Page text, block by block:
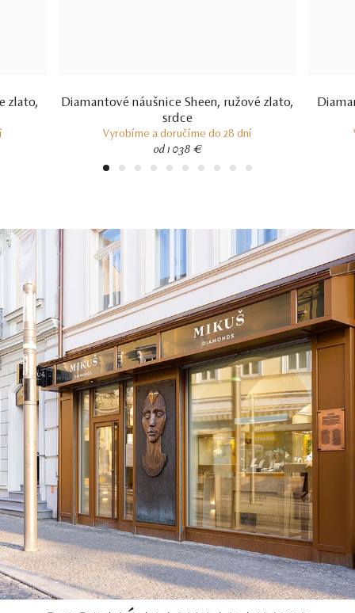
zlato,
Diamantové náušnice Sheen, ružové zlato,
srdce
Vyrobíme a doručíme do 28 dní
od 1 038 €
1 2 3 4 5 6 7 8 9 10